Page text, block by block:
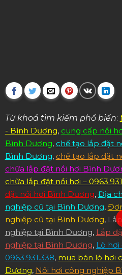
Từ khoá tìm kiếm phổ biến:
- Bình Dương, cung cấp nồi
Bình Dương, chế tạo lắp đặt
Bình Dương, chế tạo lắp đặt
chữa lắp đặt nồi hơi Bình
chữa lắp đặt nồi hơi –
đặt nồi hơi Bình Dương, Địa
nghiệp cũ tại Bình Dương,
nghiệp cũ tại Bình Dương,
nghiệp tại Bình Dương, Lắp
nghiệp tại Bình Dương, Lò
0963.931.338, mua bán lò hơi
Dương, Nồi hơi công nghiệp